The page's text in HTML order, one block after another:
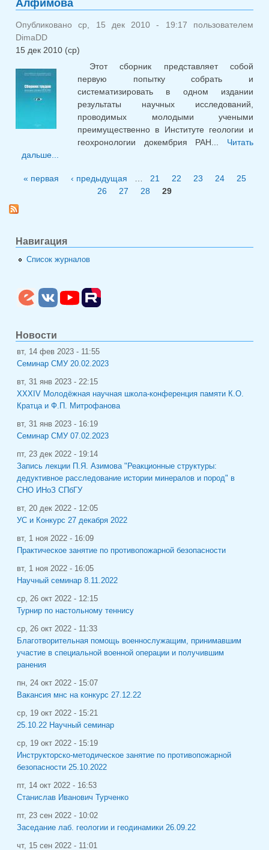
Алфимова
Опубликовано ср, 15 дек 2010 - 19:17 пользователем
DimaDD
15 дек 2010 (ср)
Этот сборник представляет собой
первую попытку собрать и
систематизировать в одном издании
результаты научных исследований,
проводимых молодыми учеными
преимущественно в Институте геологии и
геохронологии докембрия РАН... Читать
дальше...
Страницы
« первая ‹ предыдущая … 21 22 23 24
25
26
27 28 29
Навигация
Список журналов
Новости
вт, 14 фев 2023 - 11:55
Семинар СМУ 20.02.2023
вт, 31 янв 2023 - 22:15
XXXIV Молодёжная научная школа-конференция памяти К.О.
Кратца и Ф.П. Митрофанова
вт, 31 янв 2023 - 16:19
Семинар СМУ 07.02.2023
пт, 23 дек 2022 - 19:14
Запись лекции П.Я. Азимова "Реакционные структуры:
дедуктивное расследование истории минералов и пород" в
СНО ИНоЗ СПбГУ
вт, 20 дек 2022 - 12:05
УС и Конкурс 27 декабря 2022
вт, 1 ноя 2022 - 16:09
Практическое занятие по противопожарной безопасности
вт, 1 ноя 2022 - 16:05
Научный семинар 8.11.2022
ср, 26 окт 2022 - 12:15
Турнир по настольному теннису
ср, 26 окт 2022 - 11:33
Благотворительная помощь военнослужащим, принимавшим
участие в специальной военной операции и получившим
ранения
пн, 24 окт 2022 - 15:07
Вакансия мнс на конкурс 27.12.22
ср, 19 окт 2022 - 15:21
25.10.22 Научный семинар
ср, 19 окт 2022 - 15:19
Инструкторско-методическое занятие по противопожарной
безопасности 25.10.2022
пт, 14 окт 2022 - 16:53
Станислав Иванович Турченко
пт, 23 сен 2022 - 10:02
Заседание лаб. геологии и геодинамики 26.09.22
чт, 15 сен 2022 - 11:01